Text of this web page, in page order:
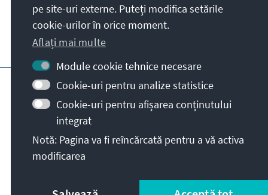
Contact
Vizitați de asemenea și
Pagina principală KAS
Impressum
Protecția datelor personale
Termeni de utilizare
Declarație privind accesibilitatea
raportează bariera
© Konrad-Adenauer-Stiftung e.V. 2026
pe site-uri externe. Puteți modifica setările
cookie-urilor în orice moment.
Aflați mai multe
Module cookie tehnice necesare
Cookie-uri pentru analize statistice
Cookie-uri pentru afișarea conținutului
integrat
Notă: Pagina va fi reîncărcată pentru a vă activa
modificarea